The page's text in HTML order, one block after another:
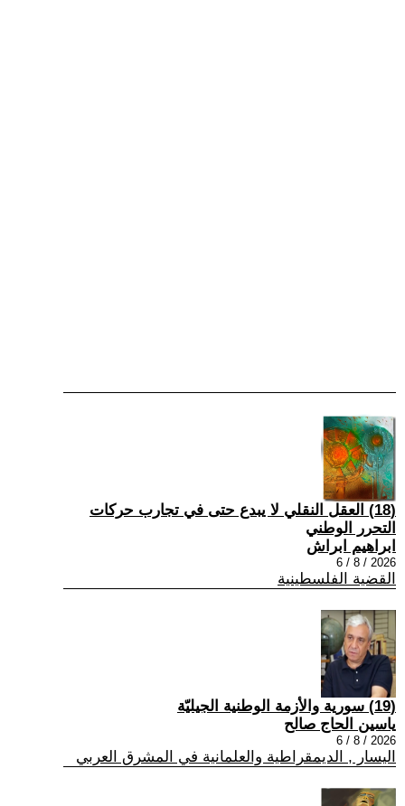
(18) العقل النقلي لا يبدع حتى في تجارب حركات
التحرر الوطني
ابراهيم ابراش
2026 / 8 / 6
القضية الفلسطينية
(19) سورية والأزمة الوطنية الجيليّة
ياسين الحاج صالح
2026 / 8 / 6
اليسار , الديمقراطية والعلمانية في المشرق العربي